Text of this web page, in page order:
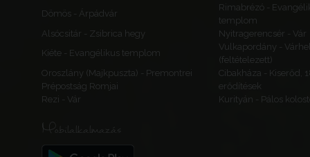
Dömös - Árpádvár
Rimabrézó -
templom
Alsócsitár - Zsibrica hegy
Nyitragerencsér - Vár
Kiéte - Evangélikus templom
Vulkapordány -
(feltételezett)
Oroszlány (Majkpuszta) - Premontrei
Prépostság Romjai
Cibakháza - Kiserőd,
erődítések
Rezi - Vár
Kurityán - Pálos
Mobilalkalmazás